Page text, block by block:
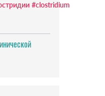
#clostridium